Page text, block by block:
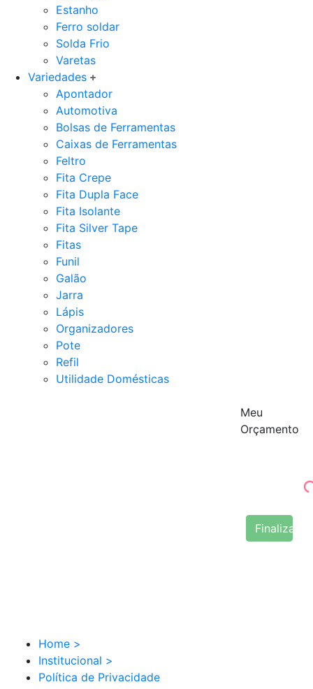
Estanho
Ferro soldar
Solda Frio
Varetas
Variedades
Apontador
Automotiva
Bolsas de Ferramentas
Caixas de Ferramentas
Feltro
Fita Crepe
Fita Dupla Face
Fita Isolante
Fita Silver Tape
Fitas
Funil
Galão
Jarra
Lápis
Organizadores
Pote
Refil
Utilidade Domésticas
Meu
Orçamento
Finalizar
Home >
Institucional >
Política de Privacidade